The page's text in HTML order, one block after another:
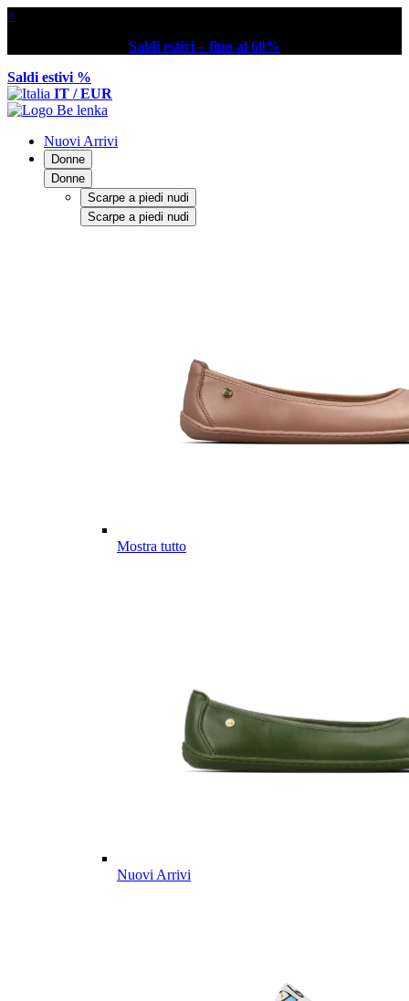
×
Saldi estivi – fino al 60%
Saldi estivi %
IT / EUR
Nuovi Arrivi
Donne
Donne
Scarpe a piedi nudi
Scarpe a piedi nudi
Mostra tutto
Nuovi Arrivi